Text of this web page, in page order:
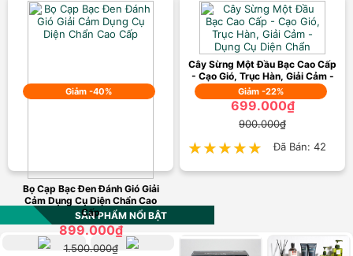
Giảm -40%
Bọ Cạp Bạc Đen Đánh Gió Giải
Cảm Dụng Cụ Diện Chẩn Cao
Cấp
899.000₫
1.500.000₫
Giảm -22%
Cây Sừng Một Đầu Bạc Cao Cấp
- Cạo Gió, Trục Hàn, Giải Cảm -
Dụng Cụ Diện Chẩn
699.000₫
900.000₫
★★★★★
★★★★★ Đã Bán: 42
SẢN PHẨM NỔI BẬT